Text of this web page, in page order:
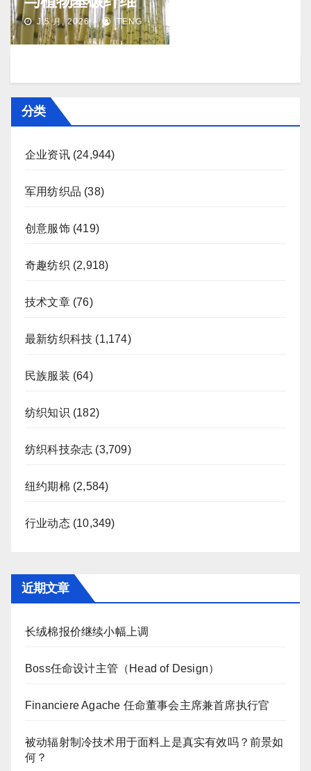
J 5 月, 2026 TENG
分类
企业资讯(24,944)
军用纺织品 (38)
创意服饰(419)
奇趣纺织 (2,918)
技术文章(76)
最新纺织科技 (1,174)
民族服装 (64)
纺织知识 (182)
纺织科技杂志 (3,709)
纽约期棉 (2,584)
行业动态(10,349)
近期文章
长绒棉报价继续小幅上调
Boss任命设计主管（Head of Design）
Financiere Agache 任命董事会主席兼首席执行官
被动辐射制冷技术用于面料上是真实有效吗？前景如
何？